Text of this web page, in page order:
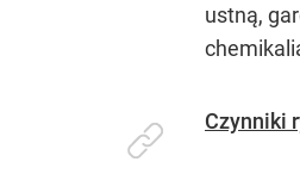
ustną,
Czynniki